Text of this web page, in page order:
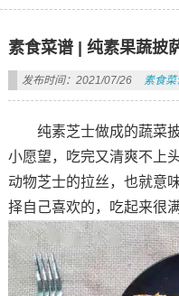
素食菜谱 | 纯素果蔬披
发布时间：2021/07/26 素食菜
纯素芝士做成的蔬菜
小愿望，吃完又清爽不上
动物芝士的拉丝，也就意
择自己喜欢的，吃起来很满